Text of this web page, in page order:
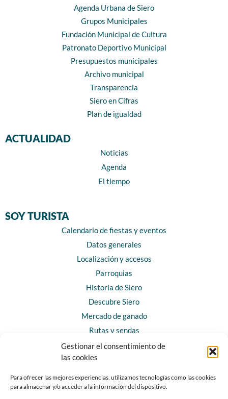
Gestionar el consentimiento de
las cookies
Para ofrecer las mejores experiencias, utilizamos tecnologías como las cookies
para almacenar y/o acceder a la información del dispositivo.
Agenda Urbana de Siero
Grupos Municipales
Fundación Municipal de Cultura
Patronato Deportivo Municipal
Presupuestos municipales
Archivo municipal
Transparencia
Siero en Cifras
Plan de igualdad
ACTUALIDAD
Noticias
Agenda
El tiempo
SOY TURISTA
Calendario de fiestas y eventos
Datos generales
Localización y accesos
Parroquias
Historia de Siero
Descubre Siero
Mercado de ganado
Rutas y sendas
Horarios y contacto
Teléfonos de interés